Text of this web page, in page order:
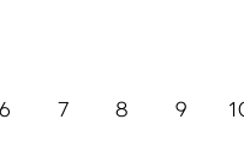
6 7 8 9